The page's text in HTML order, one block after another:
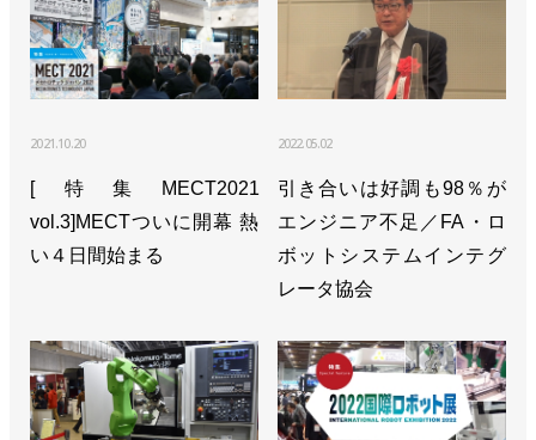
2021.10.20
[特集MECT2021
vol.3]MECTついに開幕 熱
い４日間始まる
2022.05.02
引き合いは好調も98％が
エンジニア不足／FA・ロ
ボットシステムインテグ
レータ協会